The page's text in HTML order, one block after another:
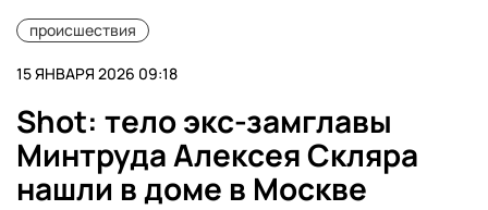
происшествия
15 ЯНВАРЯ 2026 09:18
Shot: тело экс-замглавы
Минтруда Алексея Скляра
нашли в доме в Москве